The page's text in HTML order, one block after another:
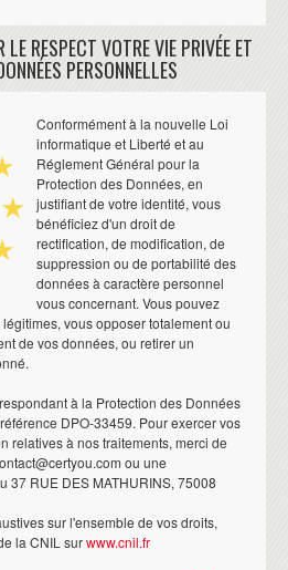
LE RESPECT VOTRE VIE PRIVÉE ET
PERSONNELLES
Conformément à la nouvelle Loi
informatique et Liberté et au
Réglement Général pour la
Protection des Données, en
justifiant de votre identité, vous
bénéficiez d'un droit de
rectification, de modification, de
suppression ou de portabilité des
données à caractère personnel
vous concernant. Vous pouvez
vous opposer totalement ou
de vos données, ou retirer un
à la Protection des Données
DPO-33459. Pour exercer vos
relatives à nos traitements, merci de
ou une
37 RUE DES MATHURINS, 75008
sur l'ensemble de vos droits,
la CNIL surwww.cnil.fr